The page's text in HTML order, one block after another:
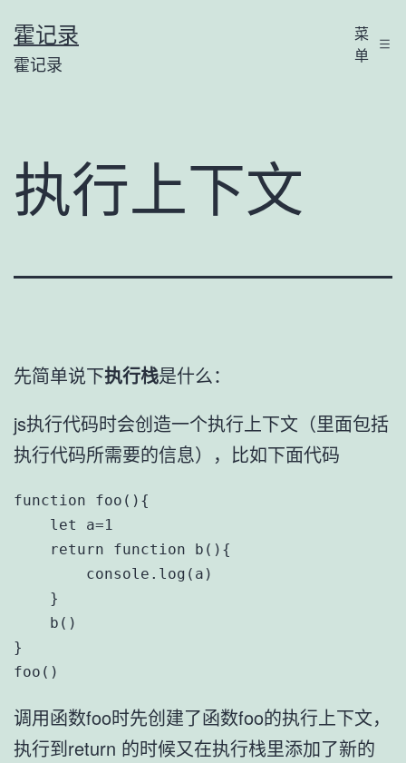
至
内
霍记录
霍记录
菜
单
执行上下文
先简单说下执行栈是什么：
js执行代码时会创造一个执行上下文（里面包括
执行代码所需要的信息），比如下面代码
function foo(){
    let a=1
    return function b(){
        console.log(a)
    }
    b()
}
foo()
调用函数foo时先创建了函数foo的执行上下文，
执行到return 的时候又在执行栈里添加了新的